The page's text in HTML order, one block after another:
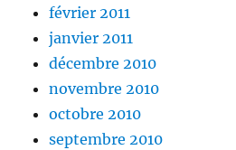
février 2011
janvier 2011
décembre 2010
novembre 2010
octobre 2010
septembre 2010